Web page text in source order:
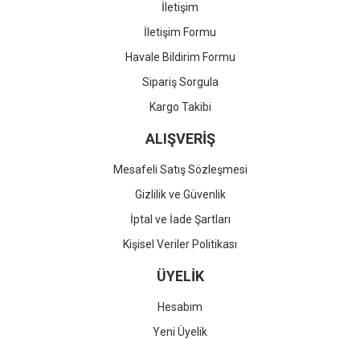
İletişim
İletişim Formu
Havale Bildirim Formu
Sipariş Sorgula
Kargo Takibi
ALIŞVERİŞ
Mesafeli Satış Sözleşmesi
Gizlilik ve Güvenlik
İptal ve İade Şartları
Kişisel Veriler Politikası
ÜYELİK
Hesabım
Yeni Üyelik